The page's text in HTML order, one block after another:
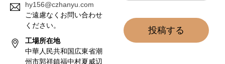
hy156@czhanyu.com
ご遠慮なくお問い合わせ
ください。
工場所在地
中華人民共和国広東省潮
州市郭祥鎮福中村夏威辺
投稿する